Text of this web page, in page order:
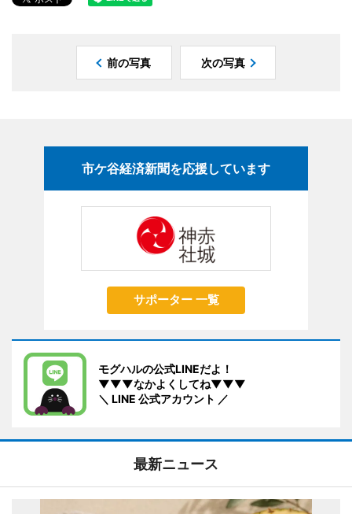
前の写真 次の写真
市ケ谷経済新聞を応援しています
サポーター 一覧
モグハルの公式LINEだよ！
▼▼▼なかよくしてね▼▼▼
＼ LINE 公式アカウント ／
最新ニュース